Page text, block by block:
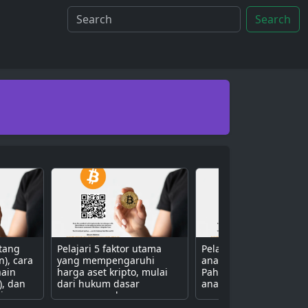
Search
cara
dan
Pelajari 5 faktor utama
yang mempengaruhi
harga aset kripto, mulai
dari hukum dasar
penawaran dan
Pelajari 3 metode
analisis aset kripto.
Pahami perbedaan
analisis fundamental